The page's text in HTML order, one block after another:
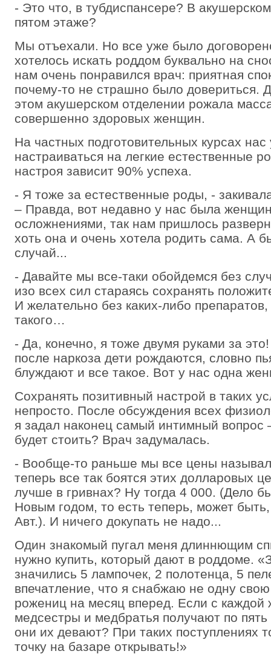
- Это что, в тубдиспансере? В
пятом этаже?
Мы отъехали. Но все уже было
хотелось искать роддом буквально на
нам очень понравился врач: приятная
почему-то не страшно было довериться.
этом акушерском отделении рожала
совершенно здоровых женщин.
На частных подготовительных курсах
настраиваться на легкие естественные
настроя зависит 90% успеха.
- Я тоже за естественные роды, -
– Правда, вот недавно у нас была
осложнениями, так нам пришлось
хоть она и очень хотела родить сама. А
случай...
- Давайте мы все-таки обойдемся без
изо всех сил стараясь сохранять
И желательно без каких-либо
такого…
- Да, конечно, я тоже двумя руками за
после наркоза дети рождаются, словно
блуждают и все такое. Вот у нас одна
Сохранять позитивный настрой в таких
непросто. После обсуждения всех
я задал наконец самый интимный вопрос
будет стоить? Врач задумалась.
- Вообще-то раньше мы все цены
теперь все так боятся этих долларовых
лучше в гривнах? Ну тогда 4 000. (Дело
Новым годом, то есть теперь, может
Авт.). И ничего докупать не надо...
Один знакомый пугал меня длиннющим
нужно купить, который дают в роддоме.
значились 5 лампочек, 2 полотенца, 5
впечатление, что я снабжаю не одну
рожениц на месяц вперед. Если с
медсестры и медбратья получают по
они их девают? При таких поступлениях
точку на базаре открывать!»